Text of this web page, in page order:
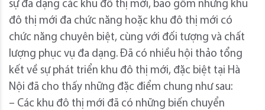
sự đa dạng các khu đô thị mới, bao gồm những khu
đô thị mới đa chức năng hoặc khu đô thị mới có
chức năng chuyên biệt, cùng với đối tượng và chất
lượng phục vụ đa dạng. Đã có nhiều hội thảo tổng
kết về sự phát triển khu đô thị mới, đặc biệt tại Hà
Nội đã cho thấy những đặc điểm chung như sau:
– Các khu đô thị mới đã có những biến chuyển